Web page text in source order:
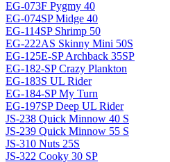
EG-073F Pygmy 40
EG-074SP Midge 40
EG-114SP Shrimp 50
EG-222AS Skinny Mini 50S
EG-125E-SP Archback 35SP
EG-182-SP Crazy Plankton
EG-183S UL Rider
EG-184-SP My Turn
EG-197SP Deep UL Rider
JS-238 Quick Minnow 40 S
JS-239 Quick Minnow 55 S
JS-310 Nuts 25S
JS-322 Cooky 30 SP